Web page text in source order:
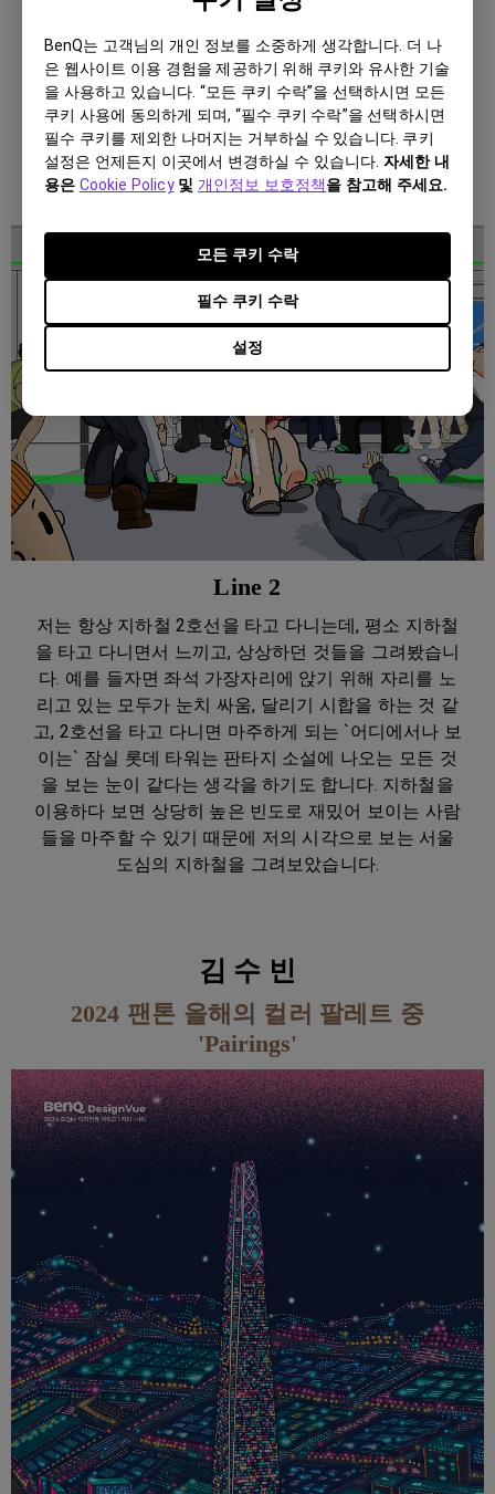
BenQ는 고객님의 개인 정보를 소중하게 생각합니다. 더 나
은 웹사이트 이용 경험을 제공하기 위해 쿠키와 유사한 기술
을 사용하고 있습니다. “모든 쿠키 수락”을 선택하시면 모든
쿠키 사용에 동의하게 되며, “필수 쿠키 수락”을 선택하시면
필수 쿠키를 제외한 나머지는 거부하실 수 있습니다. 쿠키
설정은 언제든지 이곳에서 변경하실 수 있습니다. 자세한 내
용은 Cookie Policy및 개인정보 보호정책을 참고해 주세요.
설정
필수 쿠키 수락
모든 쿠키 수락
능한 발전과 생명력을 유지할 수 있다.
임 도 하
2024 팬톤 올해의 컬러 팔레트 중
'Flavor-Full'
Line 2
저는 항상 지하철 2호선을 타고 다니는데, 평소 지하철
을 타고 다니면서 느끼고, 상상하던 것들을 그려봤습니
다. 예를 들자면 좌석 가장자리에 앉기 위해 자리를 노
리고 있는 모두가 눈치 싸움, 달리기 시합을 하는 것 같
고, 2호선을 타고 다니면 마주하게 되는 `어디에서나 보
이는` 잠실 롯데 타워는 판타지 소설에 나오는 모든 것
을 보는 눈이 같다는 생각을 하기도 합니다. 지하철을
이용하다 보면 상당히 높은 빈도로 재밌어 보이는 사람
들을 마주할 수 있기 때문에 저의 시각으로 보는 서울
도심의 지하철을 그려보았습니다.
김 수 빈
2024 팬톤 올해의 컬러 팔레트 중
'Pairings'